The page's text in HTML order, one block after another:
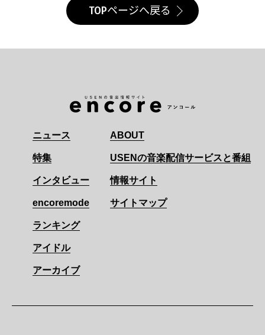
TOPページへ戻る
ニュース
特集
インタビュー
encoremode
ランキング
アイドル
アーカイブ
ABOUT
USENの音楽配信サービスと番組
情報サイト
サイトマップ